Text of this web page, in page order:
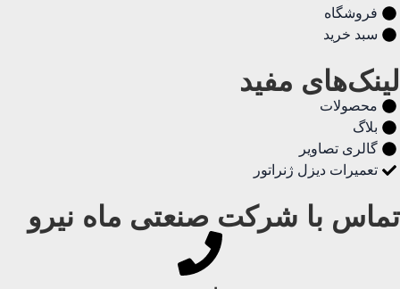
فروشگاه
سبد خرید
لینک‌های مفید
محصولات
بلاگ
گالری تصاویر
تعمیرات دیزل ژنراتور
تماس با شرکت صنعتی ماه نیرو